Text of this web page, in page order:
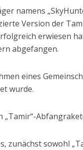
namens
Version der
erwiesen
abgefangen.
eines
wurde.
zunächst sowohl